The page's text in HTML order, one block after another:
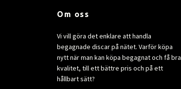
Om oss
Vi vill göra det enklare att handla
begagnade discar på nätet. Varför köpa
nytt när man kan köpa begagnat och få bra
kvalitet, till ett bättre pris och på ett
hållbart sätt?